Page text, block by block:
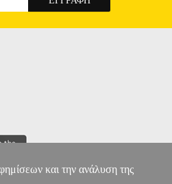
και την ανάλυση της